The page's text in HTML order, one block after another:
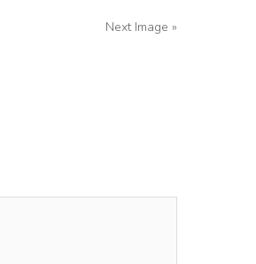
Next Image »